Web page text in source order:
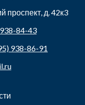
проспект, д. 42к3
84-43
938-86-91